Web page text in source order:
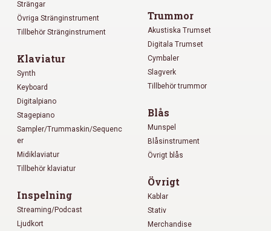
Strängar
Övriga Stränginstrument
Tillbehör Stränginstrument
Klaviatur
Synth
Keyboard
Digitalpiano
Stagepiano
Sampler/Trummaskin/Sequenc
er
Midiklaviatur
Tillbehör klaviatur
Inspelning
Streaming/Podcast
Ljudkort
Trummor
Akustiska Trumset
Digitala Trumset
Cymbaler
Slagverk
Tillbehör trummor
Blås
Munspel
Blåsinstrument
Övrigt blås
Övrigt
Kablar
Stativ
Merchandise